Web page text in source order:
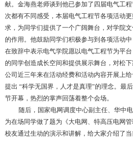
献。金海燕老师谈到他已参加了四届电气工
次都有不同感受，本届电气工程节各项活动
求，为同学们提供了一个广阔舞台，对学院
的作用。他鼓励同学们积极参与到各项活动
在致辞中表示电气学院愿以电气工程节为平
的同学创造成长空间和提供展示舞台，对松
公司近三年来在活动经费和活动内容开展上
提出 “科学无国界，人才是真理”的理念。最
节开幕，热烈的掌声回荡着整个会场。
随后，国家电网调度中心副主任、华中
为在场同学做了题为《大电网、特高压电网
校友通过生动的演示和讲解，给大家介绍了